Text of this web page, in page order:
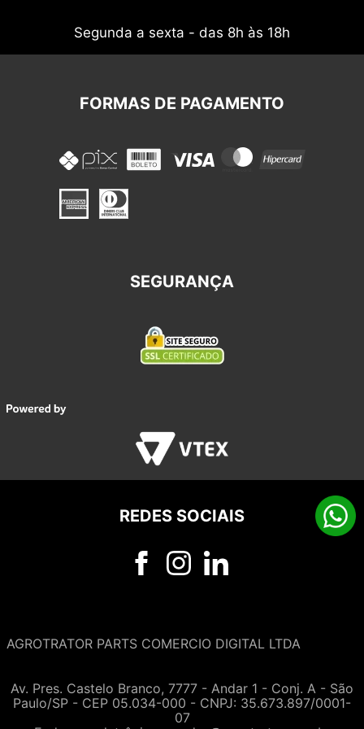
Segunda a sexta - das 8h às 18h
FORMAS DE PAGAMENTO
SEGURANÇA
REDES SOCIAIS
AGROTRATOR PARTS COMERCIO DIGITAL LTDA
Av. Pres. Castelo Branco, 7777 - Andar 1 - Conj. A - São
Paulo/SP - CEP 05.034-000 - CNPJ: 35.673.897/0001-
07